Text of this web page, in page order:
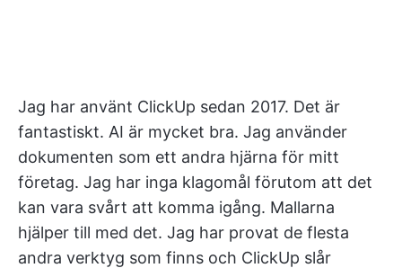
Jag har använt ClickUp sedan 2017. Det är
fantastiskt. AI är mycket bra. Jag använder
dokumenten som ett andra hjärna för mitt
företag. Jag har inga klagomål förutom att det
kan vara svårt att komma igång. Mallarna
hjälper till med det. Jag har provat de flesta
andra verktyg som finns och ClickUp slår